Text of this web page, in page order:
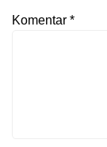
Komentar *